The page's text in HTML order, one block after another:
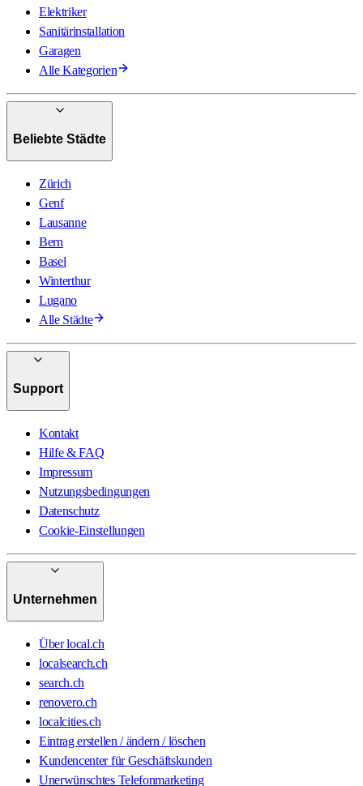
Elektriker
Sanitärinstallation
Garagen
Alle Kategorien
Beliebte Städte
Zürich
Genf
Lausanne
Bern
Basel
Winterthur
Lugano
Alle Städte
Support
Kontakt
Hilfe & FAQ
Impressum
Nutzungsbedingungen
Datenschutz
Cookie-Einstellungen
Unternehmen
Über local.ch
localsearch.ch
search.ch
renovero.ch
localcities.ch
Eintrag erstellen / ändern / löschen
Kundencenter für Geschäftskunden
Unerwünschtes Telefonmarketing